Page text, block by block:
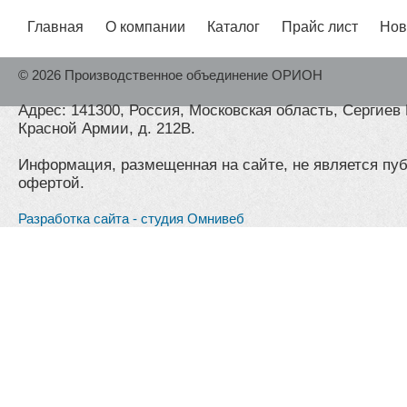
Главная О компании Каталог Прайс лист
© 2026 Производственное объединение ОРИОН
Адрес: 141300, Россия, Московская область,
Красной Армии, д. 212В.
Информация, размещенная на сайте, не является
офертой.
Разработка сайта - студия Омнивеб